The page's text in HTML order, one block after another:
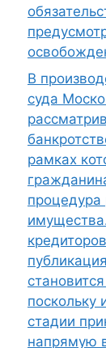
В
суда
рамках
процедура
поскольку
стадии
напрямую